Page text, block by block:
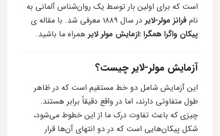
است که برای اولین بار توسط یک روان‌شناس آلمانی به
نام فرانز مولر-لایر در سال ۱۸۸۹ معرفی شد. با مقاله ی
پیکان واگرا همگرا :ازمایش مولر لایر همراه ما باشید.
آزمایش مولر-لایر چیست؟
این آزمایش شامل دو خط مستقیم است که در ظاهر
طول متفاوتی دارند، اما در واقع دقیقاً برابر هستند.
چیزی که باعث تفاوت درک ما از این خطوط می‌شود،
شکل پیکان‌هایی است که در دو انتهای آن‌ها قرار